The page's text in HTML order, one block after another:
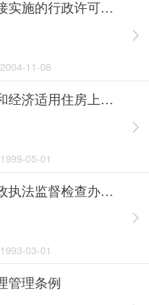
建设部关于建设部机关直接实施的行政许可事项有关规定和内容的公告
2004-11-08
建设部关于已购公有住房和经济适用住房上市出售管理暂行办法
1999-05-01
建设部关于印发《建设行政执法监督检查办法》的通知
1993-03-01
管理条例